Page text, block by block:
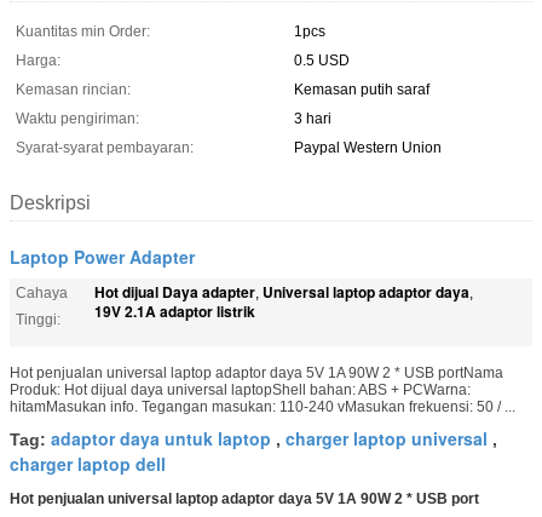
Kuantitas min Order:
1pcs
Harga:
0.5 USD
Kemasan rincian:
Kemasan putih saraf
Waktu pengiriman:
3 hari
Syarat-syarat pembayaran:
Paypal Western Union
Deskripsi
Laptop Power Adapter
Cahaya
Tinggi:
Hot dijual Daya adapter, Universal laptop adaptor daya,
19V 2.1A adaptor listrik
Hot penjualan universal laptop adaptor daya 5V 1A 90W 2 * USB portNama
Produk: Hot dijual daya universal laptopShell bahan: ABS + PCWarna:
hitamMasukan info. Tegangan masukan: 110-240 vMasukan frekuensi: 50 / ...
Tag: adaptor daya untuk laptop , charger laptop universal ,
charger laptop dell
Hot penjualan universal laptop adaptor daya 5V 1A 90W 2 * USB port